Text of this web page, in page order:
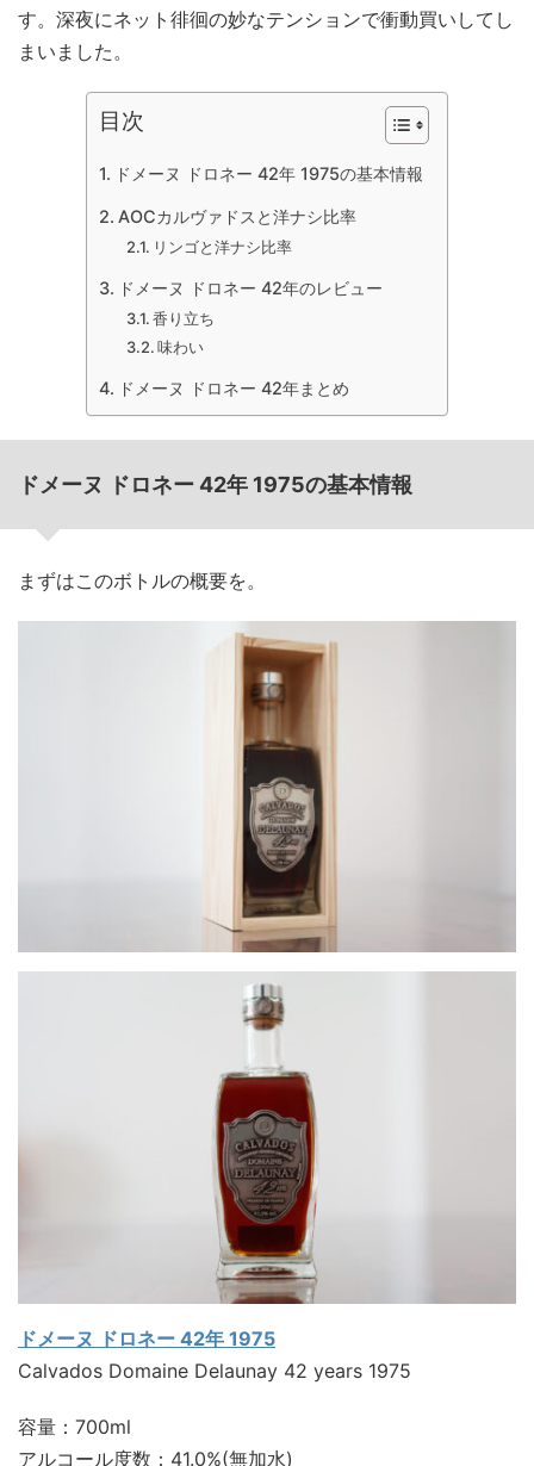
す。深夜にネット徘徊の妙なテンションで衝動買いしてし
まいました。
目次
ドメーヌ ドロネー 42年 1975の基本情報
AOCカルヴァドスと洋ナシ比率
リンゴと洋ナシ比率
ドメーヌ ドロネー 42年のレビュー
香り立ち
味わい
ドメーヌ ドロネー 42年まとめ
ドメーヌ ドロネー 42年 1975の基本情報
まずはこのボトルの概要を。
ドメーヌ ドロネー 42年 1975
Calvados Domaine Delaunay 42 years 1975
容量：700ml
アルコール度数：41.0%(無加水)